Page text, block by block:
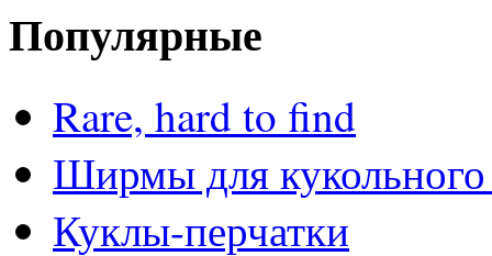
Популярные
Rare, hard to find
Ширмы для кукольного
Куклы-перчатки